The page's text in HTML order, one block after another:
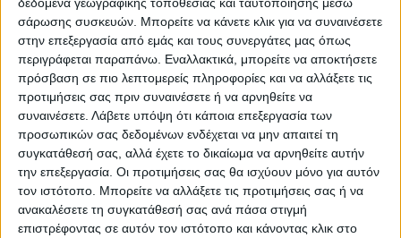
δεδομένα γεωγραφικής τοποθεσίας και ταυτοποίησης μέσω
σάρωσης συσκευών. Μπορείτε να κάνετε κλικ για να συναινέσετε
στην επεξεργασία από εμάς και τους συνεργάτες μας όπως
περιγράφεται παραπάνω. Εναλλακτικά, μπορείτε να αποκτήσετε
πρόσβαση σε πιο λεπτομερείς πληροφορίες και να αλλάξετε τις
προτιμήσεις σας πριν συναινέσετε ή να αρνηθείτε να
συναινέσετε. Λάβετε υπόψη ότι κάποια επεξεργασία των
προσωπικών σας δεδομένων ενδέχεται να μην απαιτεί τη
συγκατάθεσή σας, αλλά έχετε το δικαίωμα να αρνηθείτε αυτήν
την επεξεργασία. Οι προτιμήσεις σας θα ισχύουν μόνο για αυτόν
τον ιστότοπο. Μπορείτε να αλλάξετε τις προτιμήσεις σας ή να
ανακαλέσετε τη συγκατάθεσή σας ανά πάσα στιγμή
επιστρέφοντας σε αυτόν τον ιστότοπο και κάνοντας κλικ στο
σπίτι ακόμη κι αν αυτό
πλημμυρίσει...!
Αστυνομικούς της Καρδίτσας
ΝΕΟΣ ΑΓΩΝ